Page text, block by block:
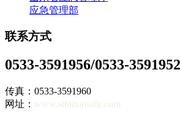
应急管理部
联系方式
0533-3591956/0533-3591952
传真：0533-3591960
网址： www.sdqixinsafe.com